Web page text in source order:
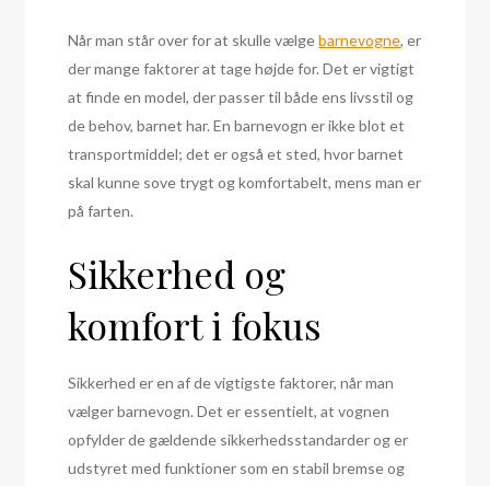
Når man står over for at skulle vælgebarnevogne, er
der mange faktorer at tage højde for. Det er vigtigt
at finde en model, der passer til både ens livsstil og
de behov, barnet har. En barnevogn er ikke blot et
transportmiddel; det er også et sted, hvor barnet
skal kunne sove trygt og komfortabelt, mens man er
på farten.
Sikkerhed og
komfort i fokus
Sikkerhed er en af de vigtigste faktorer, når man
vælger barnevogn. Det er essentielt, at vognen
opfylder de gældende sikkerhedsstandarder og er
udstyret med funktioner som en stabil bremse og